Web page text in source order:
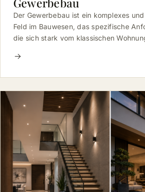
Der Gewerbebau ist ein komplexes
Feld im Bauwesen, das spezifische
die sich stark vom klassischen